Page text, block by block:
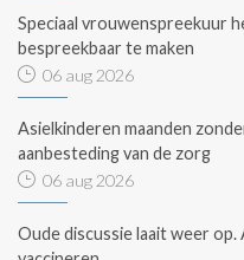
Speciaal vrouwenspreekuur
bespreekbaar te maken
06 aug 2026
Asielkinderen maanden
aanbesteding van de zorg
06 aug 2026
Oude discussie laait weer